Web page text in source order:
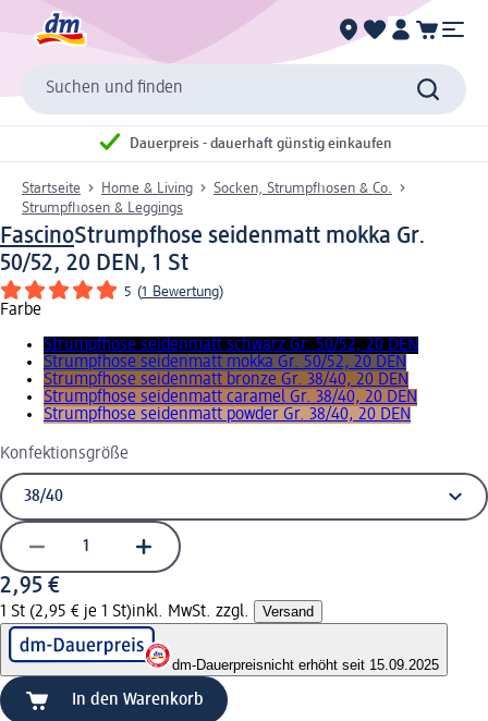
Suchen und finden
Dauerpreis - dauerhaft günstig einkaufen
Startseite Home & Living
Socken, Strumpfhosen & Co.
Strumpfhosen & Leggings
FascinoStrumpfhose seidenmatt mokka Gr.
50/52, 20 DEN, 1 St
5 (1 Bewertung)
Farbe
Strumpfhose seidenmatt schwarz Gr. 50/52, 20 DEN
Strumpfhose seidenmatt mokka Gr. 50/52, 20 DEN
Strumpfhose seidenmatt bronze Gr. 38/40, 20 DEN
Strumpfhose seidenmatt caramel Gr. 38/40, 20 DEN
Strumpfhose seidenmatt powder Gr. 38/40, 20 DEN
Konfektionsgröße
2,95 €
1 St (2,95 € je 1 St)inkl. MwSt. zzgl. Versand
dm-Dauerpreisnicht erhöht seit 15.09.2025
In den Warenkorb